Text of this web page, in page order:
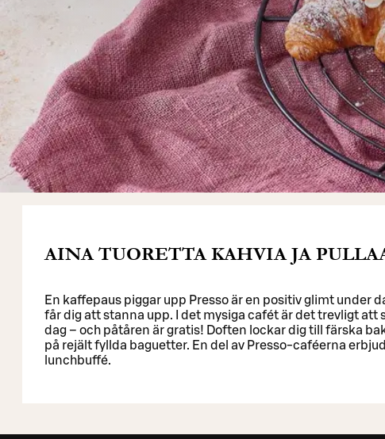
AINA TUORETTA KAHVIA JA
En kaffepaus piggar upp Presso är en positiv glimt under
får dig att stanna upp. I det mysiga cafét är det trevligt att
dag – och påtåren är gratis! Doften lockar dig till färska
på rejält fyllda baguetter. En del av Presso-caféerna
lunchbuffé.